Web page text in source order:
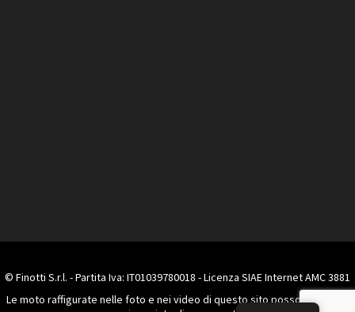
© Finotti S.r.l. - Partita Iva: IT01039780018 - Licenza SIAE Internet AMC 3881
Le moto raffigurate nelle foto e nei video di questo sito possono essere